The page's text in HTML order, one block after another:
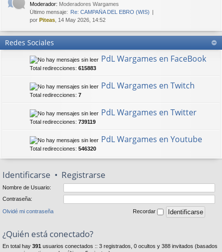
Moderador: Moderadores Wargames
Último mensaje: Re: CAMPAÑA DEL EBRO (WIS)
por Piteas , 14 May 2026, 14:52
Redes Sociales
PdL Wargames en FaceBook
Total redirecciones: 615883
PdL Wargames en Twitch
Total redirecciones: 7
PdL Wargames en Twitter
Total redirecciones: 739119
PdL Wargames en Youtube
Total redirecciones: 546320
Identificarse • Registrarse
Nombre de Usuario:
Contraseña:
Olvidé mi contraseña Recordar
¿Quién está conectado?
En total hay 391 usuarios conectados :: 3 registrados, 0 ocultos y 388 invitados (basados